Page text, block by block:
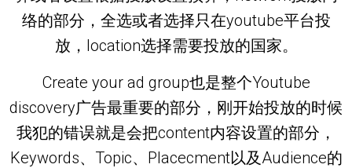
络的部分，全选或者选择只在youtube平台投
放，location选择需要投放的国家。
Create your ad group也是整个Youtube
discovery广告最重要的部分，刚开始投放的时候
我犯的错误就是会把content内容设置的部分，
Keywords、Topic、Placecment以及Audience的